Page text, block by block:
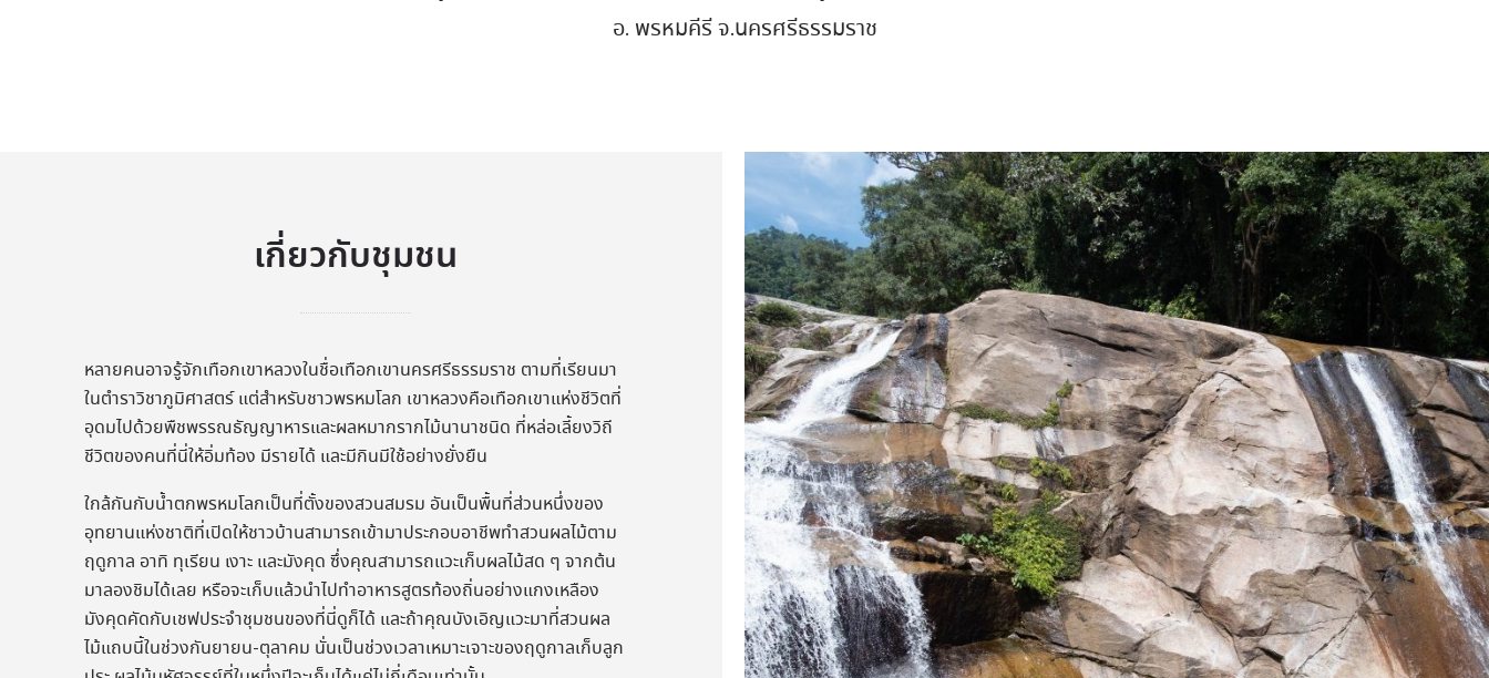
อ. พรหมคีรี จ.นครศรีธรรมราช
เกี่ยวกับชุมชน
หลายคนอาจรู้จักเทือกเขาหลวงในชื่อเทือกเขานครศรีธรรมราช ตามที่เรียนมา
ในตำราวิชาภูมิศาสตร์ แต่สำหรับชาวพรหมโลก เขาหลวงคือเทือกเขาแห่งชีวิตที่
อุดมไปด้วยพืชพรรณธัญญาหารและผลหมากรากไม้นานาชนิด ที่หล่อเลี้ยงวิถี
ชีวิตของคนที่นี่ให้อิ่มท้อง มีรายได้ และมีกินมีใช้อย่างยั่งยืน
ใกล้กันกับน้ำตกพรหมโลกเป็นที่ตั้งของสวนสมรม อันเป็นพื้นที่ส่วนหนึ่งของ
อุทยานแห่งชาติที่เปิดให้ชาวบ้านสามารถเข้ามาประกอบอาชีพทำสวนผลไม้ตาม
ฤดูกาล อาทิ ทุเรียน เงาะ และมังคุด ซึ่งคุณสามารถแวะเก็บผลไม้สด ๆ จากต้น
มาลองชิมได้เลย หรือจะเก็บแล้วนำไปทำอาหารสูตรท้องถิ่นอย่างแกงเหลือง
มังคุดคัดกับเชฟประจำชุมชนของที่นี่ดูก็ได้ และถ้าคุณบังเอิญแวะมาที่สวนผล
ไม้แถบนี้ในช่วงกันยายน-ตุลาคม นั่นเป็นช่วงเวลาเหมาะเจาะของฤดูกาลเก็บลูก